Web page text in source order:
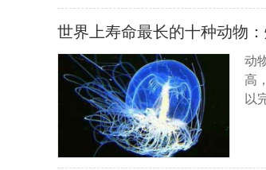
世界上寿命最长的十种动物
动
高
以